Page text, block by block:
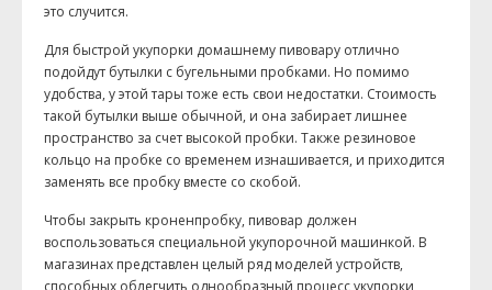
это случится.
Для быстрой укупорки домашнему пивовару отлично
подойдут бутылки с бугельными пробками. Но помимо
удобства, у этой тары тоже есть свои недостатки. Стоимость
такой бутылки выше обычной, и она забирает лишнее
пространство за счет высокой пробки. Также резиновое
кольцо на пробке со временем изнашивается, и приходится
заменять все пробку вместе со скобой.
Чтобы закрыть кроненпробку, пивовар должен
воспользоваться специальной укупорочной машинкой. В
магазинах представлен целый ряд моделей устройств,
способных облегчить однообразный процесс укупорки